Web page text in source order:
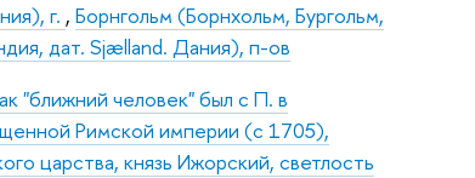
г. ,Борнгольм (Борнхольм, Бургольм,
дат. Sjælland. Дания), п-ов
"ближний человек" был с П. в
Римской империи (с 1705),
царства, князь Ижорский, светлость